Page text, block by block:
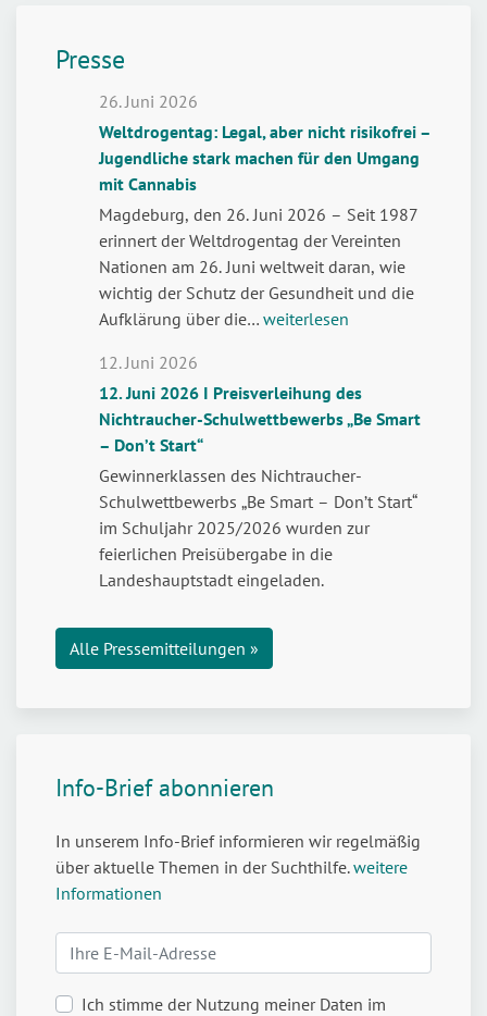
Presse
Weltdrogentag: Legal, aber nicht risikofrei –
Jugendliche stark machen für den Umgang
mit Cannabis
26. Juni 2026
Magdeburg, den 26. Juni 2026 – Seit 1987
erinnert der Weltdrogentag der Vereinten
Nationen am 26. Juni weltweit daran, wie
wichtig der Schutz der Gesundheit und die
Aufklärung über die… Weltdrogentag:
nicht
risikofrei
Jugendliche
stark
machen
für
den
mit
weiterlesen
12. Juni 2026 I Preisverleihung des
Nichtraucher-Schulwettbewerbs „Be Smart
– Don’t Start“
12. Juni 2026
Gewinnerklassen des Nichtraucher-
Schulwettbewerbs „Be Smart – Don’t Start“
im Schuljahr 2025/2026 wurden zur
feierlichen Preisübergabe in die
Landeshauptstadt eingeladen.
Alle Pressemitteilungen »
Info-Brief abonnieren
In unserem Info-Brief informieren wir regelmäßig
über aktuelle Themen in der Suchthilfe.weitere
Informationen
Ich stimme der Nutzung meiner Daten im